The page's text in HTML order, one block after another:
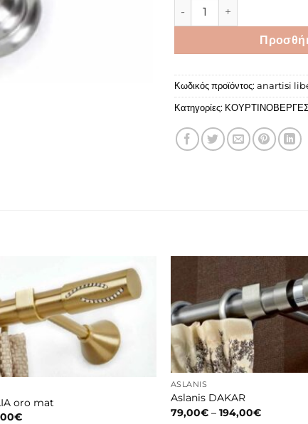
LIBERTY SW STRASS Φ35
Κωδικός προϊόντος: anartisi
Κατηγορίες:
oro mat
€Price
ASLANIS
Aslanis DAKAR
79,00€ – 194,00€Price